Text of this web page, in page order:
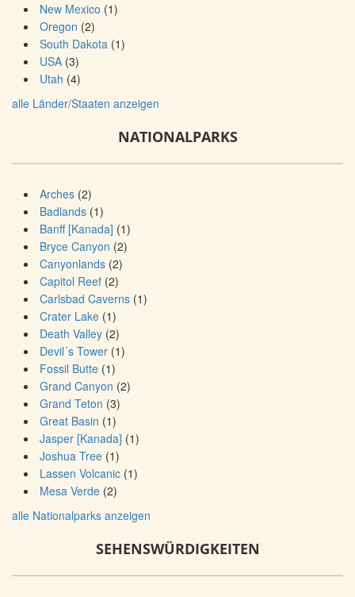
New Mexico (1)
Oregon (2)
South Dakota (1)
USA (3)
Utah (4)
alle Länder/Staaten anzeigen
NATIONALPARKS
Arches (2)
Badlands (1)
Banff [Kanada] (1)
Bryce Canyon (2)
Canyonlands (2)
Capitol Reef (2)
Carlsbad Caverns (1)
Crater Lake (1)
Death Valley (2)
Devil´s Tower (1)
Fossil Butte (1)
Grand Canyon (2)
Grand Teton (3)
Great Basin (1)
Jasper [Kanada] (1)
Joshua Tree (1)
Lassen Volcanic (1)
Mesa Verde (2)
alle Nationalparks anzeigen
SEHENSWÜRDIGKEITEN